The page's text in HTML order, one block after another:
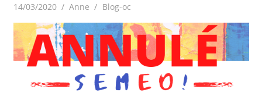
14/03/2020 Anne Blog-oc